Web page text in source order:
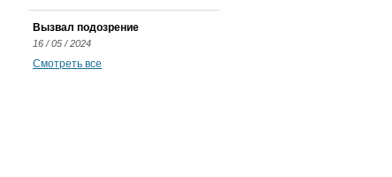
Вызвал подозрение
16 / 05 / 2024
Смотреть все